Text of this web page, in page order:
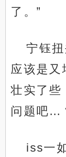
了。”
宁钰
应该是又
壮实了些
问题吧…
iss一